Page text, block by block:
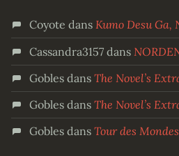
Coyote dans Kumo Desu Ga,
Cassandra3157dans
Goblesdans The Novel’s
Goblesdans The Novel’s
Goblesdans Tour des